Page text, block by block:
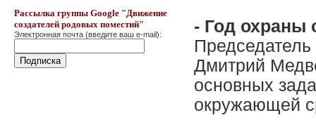
Рассылка группы Google "Движение
создателей родовых поместий"
Электронная почта (введите ваш e-mail):
- Год
Дмитрий
основных
окружающей